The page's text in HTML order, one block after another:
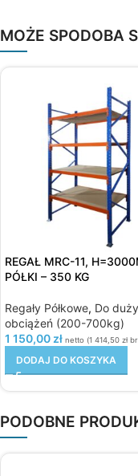
MOŻE SPODOBA
REGAŁ MRC-11,
PÓŁKI – 350 KG
Regały Półkowe, Do
obciążeń (200-700kg)
1 150,00 zł netto (1 414,50 zł
DODAJ DO KOSZYKA
PODOBNE